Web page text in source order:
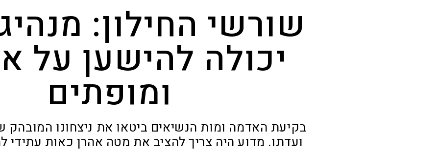
שורשי החילון:
יכולה להישען על
ומופתים
בקיעת האדמה ומות הנשיאים ביטאו את ניצחונו
ועדתו. מדוע היה צריך להציב את מטה אהרן כאות עתידי